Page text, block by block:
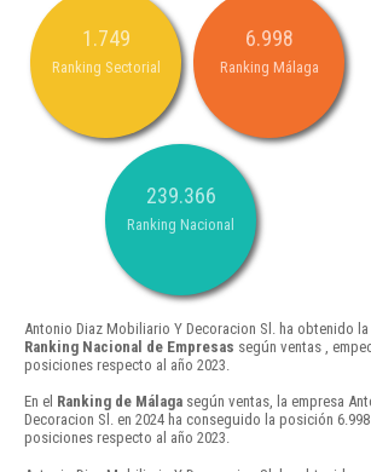
1.749
Ranking Sectorial
6.998
Ranking Málaga
239.366
Ranking Nacional
Antonio Diaz Mobiliario Y Decoracion Sl. ha obtenido
Ranking Nacional de Empresas según ventas ,
posiciones respecto al año 2023.
En el Ranking de Málaga según ventas, la empresa
Decoracion Sl. en 2024 ha conseguido la posición
posiciones respecto al año 2023.